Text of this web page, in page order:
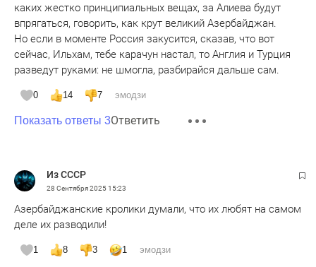
каких жестко принципиальных вещах, за Алиева будут
впрягаться, говорить, как крут великий Азербайджан.
Но если в моменте Россия закусится, сказав, что вот
сейчас, Ильхам, тебе карачун настал, то Англия и Турция
разведут руками: не шмогла, разбирайся дальше сам.
0 14 7 эмодзи
Показать ответы 3Ответить
Из СССР
28 Сентября 202515:23
Азербайджанские кролики думали, что их любят на самом
деле их разводили!
1 8 3 1 эмодзи